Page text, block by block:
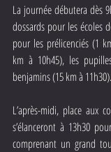
La journée débutera dès
dossards pour les écoles
pour les prélicenciés (1
km à 10h45), les
benjamins (15 km à 11h30).
L’après-midi, place aux
s’élanceront à 13h30
comprenant un grand